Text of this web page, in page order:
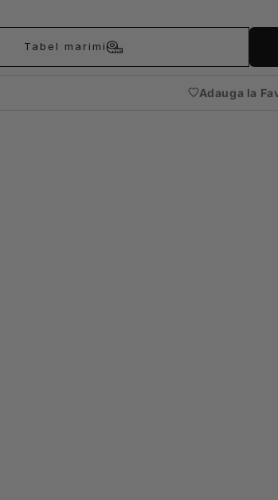
Tabel marimi
Adauga la